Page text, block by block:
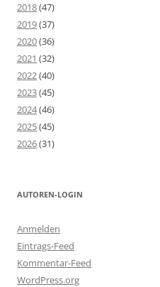
2018(47)
2019(37)
2020(36)
2021 (32)
2022(40)
2023(45)
2024(46)
2025(45)
2026(31)
AUTOREN-LOGIN
Anmelden
Eintrags-Feed
Kommentar-Feed
WordPress.org